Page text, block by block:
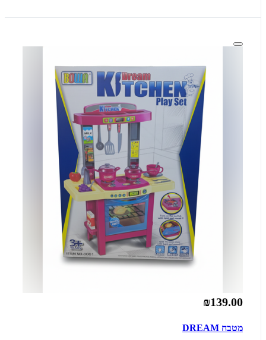
₪139.00
מטבח DREAM